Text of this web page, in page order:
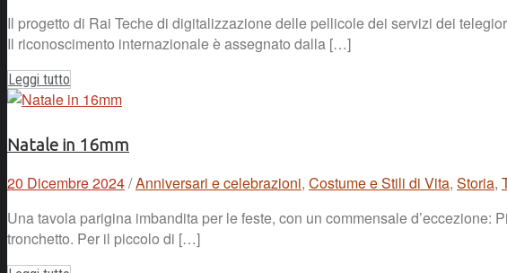
Il progetto di Rai Teche di digitalizzazione delle pellicole dei servizi dei
Il riconoscimento internazionale è assegnato dalla […]
Leggi tutto
Natale in 16mm
20 Dicembre 2024/Anniversari e celebrazioni, Costume e Stili di Vita, Storia,
Una tavola parigina imbandita per le feste, con un commensale
tronchetto. Per il piccolo di […]